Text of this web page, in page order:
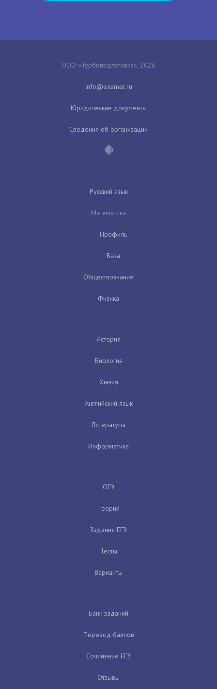
ООО «Турбоподготовка», 2026
Юридические документы
Сведения об организации
Русский язык
Математика
Профиль
База
Обществознание
Физика
История
Биология
Химия
Английский язык
Литература
Информатика
ОГЭ
Теория
Задания ЕГЭ
Тесты
Варианты
Банк заданий
Перевод баллов
Сочинение ЕГЭ
Отзывы